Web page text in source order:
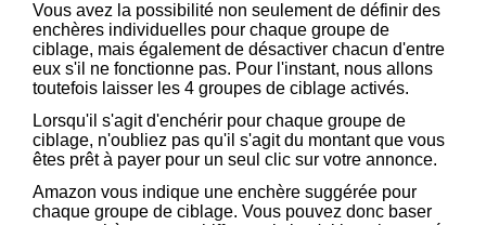
Vous avez la possibilité non seulement de définir des
enchères individuelles pour chaque groupe de
ciblage, mais également de désactiver chacun d'entre
eux s'il ne fonctionne pas. Pour l'instant, nous allons
toutefois laisser les 4 groupes de ciblage activés.
Lorsqu'il s'agit d'enchérir pour chaque groupe de
ciblage, n'oubliez pas qu'il s'agit du montant que vous
êtes prêt à payer pour un seul clic sur votre annonce.
Amazon vous indique une enchère suggérée pour
chaque groupe de ciblage. Vous pouvez donc baser